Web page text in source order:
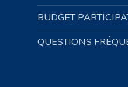
BUDGET
QUESTIONS